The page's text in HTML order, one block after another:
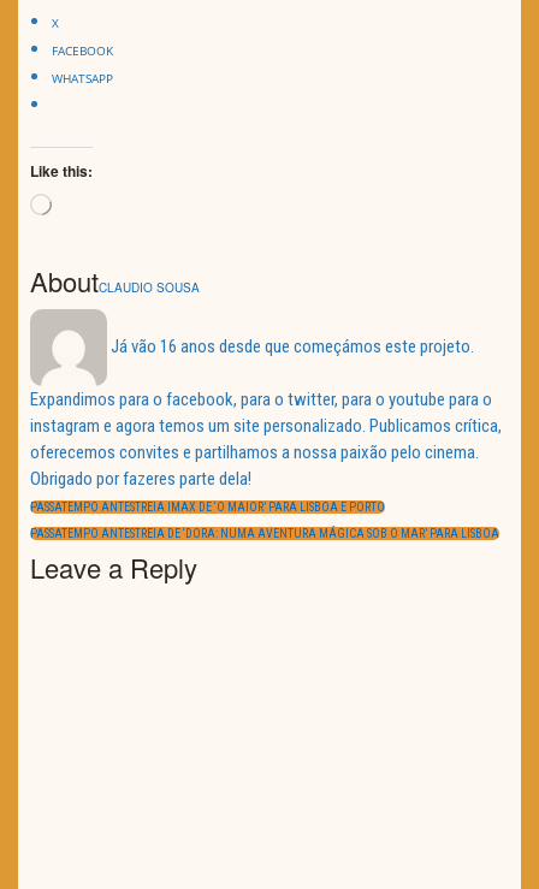
X
FACEBOOK
WHATSAPP
Like this:
Loading…
AboutCLAUDIO SOUSA
Já vão 16 anos desde que começámos este projeto.
Expandimos para o facebook, para o twitter, para o youtube para o
instagram e agora temos um site personalizado. Publicamos crítica,
oferecemos convites e partilhamos a nossa paixão pelo cinema.
Obrigado por fazeres parte dela!
Navegação
de
artigos
PREVIOUS
PASSATEMPO ANTESTREIA IMAX DE ‘O MAIOR’ PARA LISBOA E PORTO
NEXT
PASSATEMPO ANTESTREIA DE ‘DORA: NUMA AVENTURA MÁGICA SOB O MAR’ PARA LISBOA
Leave a Reply